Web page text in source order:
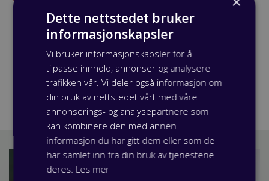
Du kan også lese mer på utdanning.no.
Publisert: 05 november 2024
Dette nettstedet bruker
informasjonskapsler
Vi bruker informasjonskapsler for å
tilpasse innhold, annonser og analysere
trafikken vår. Vi deler også informasjon om
din bruk av nettstedet vårt med våre
annonserings- og analysepartnere som
kan kombinere den med annen
informasjon du har gitt dem eller som de
har samlet inn fra din bruk av tjenestene
deres. Les mer